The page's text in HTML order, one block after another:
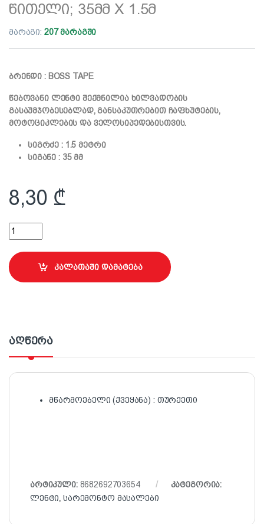
წითელი; 35მმ X 1.5მ
მარაგი: 207 მარაგში
ბრენდი : BOSS TAPE
წებოვანი ლენტი შექმნილია ხილვადობის
გასაუმჯობესებლად, განსაკუთრებით ჩაფხუტების,
მოტოციკლების და ველოსიპედებისთვის.
სიგრძე : 1.5 მეტრი
სიგანე : 35 მმ
8,30 ₾
ამრეკლი წებოვანი ლენტი წითელი; 35მმ X 1.5მ quantity
კალათაში დამატება
აღწერა
მწარმოებელი (ქვეყანა) : თურქეთი
არტიკული: 8682692703654
კატეგორია:
ლენტი,სარემონტო მასალები